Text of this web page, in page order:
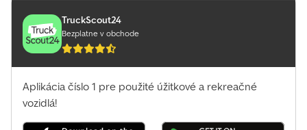
TruckScout24
Bezplatne v obchode
Aplikácia číslo 1 pre použité úžitkové a rekreačné
vozidlá!